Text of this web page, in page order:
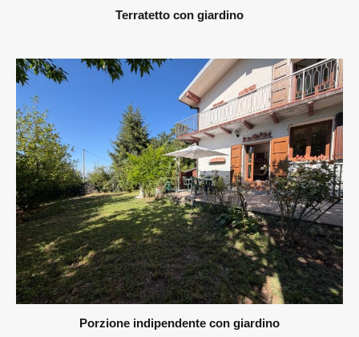
Terratetto con giardino
Porzione indipendente con giardino